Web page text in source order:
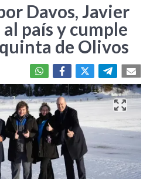
Davos, Javier
país y cumple
de Olivos